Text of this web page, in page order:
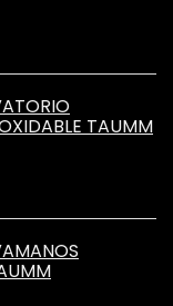
TAUMM